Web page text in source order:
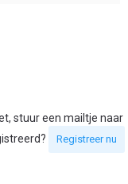
stuur een mailtje naar
Registreer nu